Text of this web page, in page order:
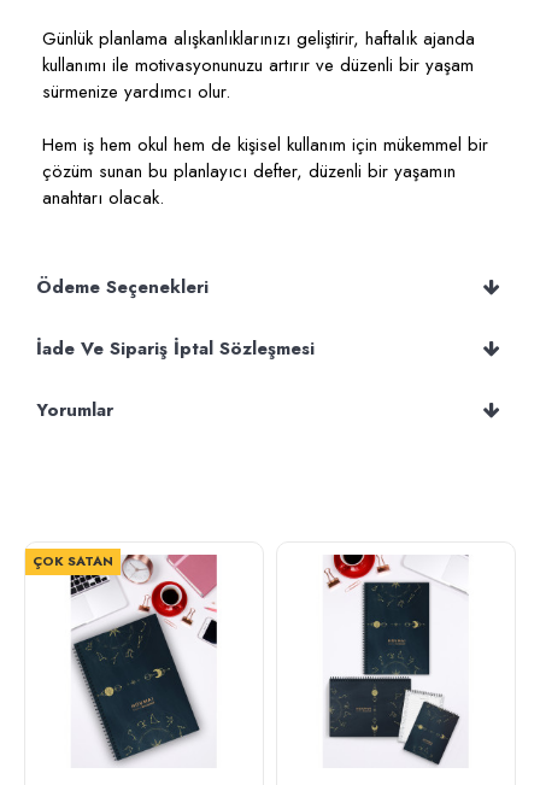
Günlük planlama alışkanlıklarınızı geliştirir, haftalık ajanda
kullanımı ile motivasyonunuzu artırır ve düzenli bir yaşam
sürmenize yardımcı olur.
Hem iş hem okul hem de kişisel kullanım için mükemmel bir
çözüm sunan bu planlayıcı defter, düzenli bir yaşamın
anahtarı olacak.
Ödeme Seçenekleri
İade Ve Sipariş İptal Sözleşmesi
Yorumlar
ÇOK SATAN